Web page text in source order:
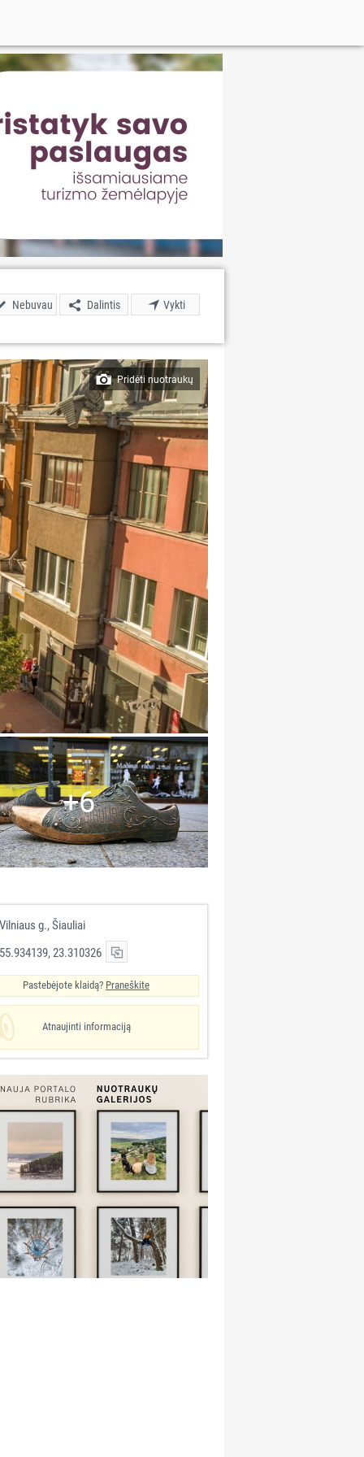
Nebuvau Dalintis Vykti
Pridėti nuotraukų
+6
Vilniaus g., Šiauliai
55.934139, 23.310326
Pastebėjote klaidą? Praneškite
Atnaujinti informaciją